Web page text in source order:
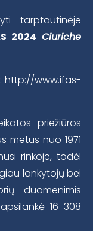
tarptautinėje
2024 Ciuriche
http://www.ifas-
priežiūros
metus nuo 1971
rinkoje, todėl
lankytojų bei
duomenimis
16 308